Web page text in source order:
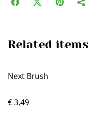
Related items
Next Brush
€ 3,49